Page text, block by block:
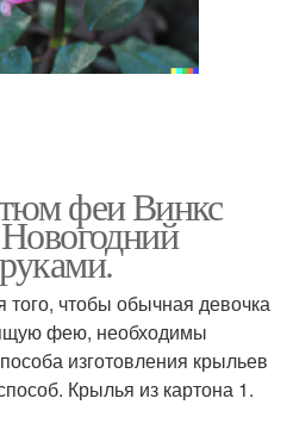
феи Винкс
чтобы обычная девочка
фею, необходимы
изготовления крыльев
Крылья из картона 1.